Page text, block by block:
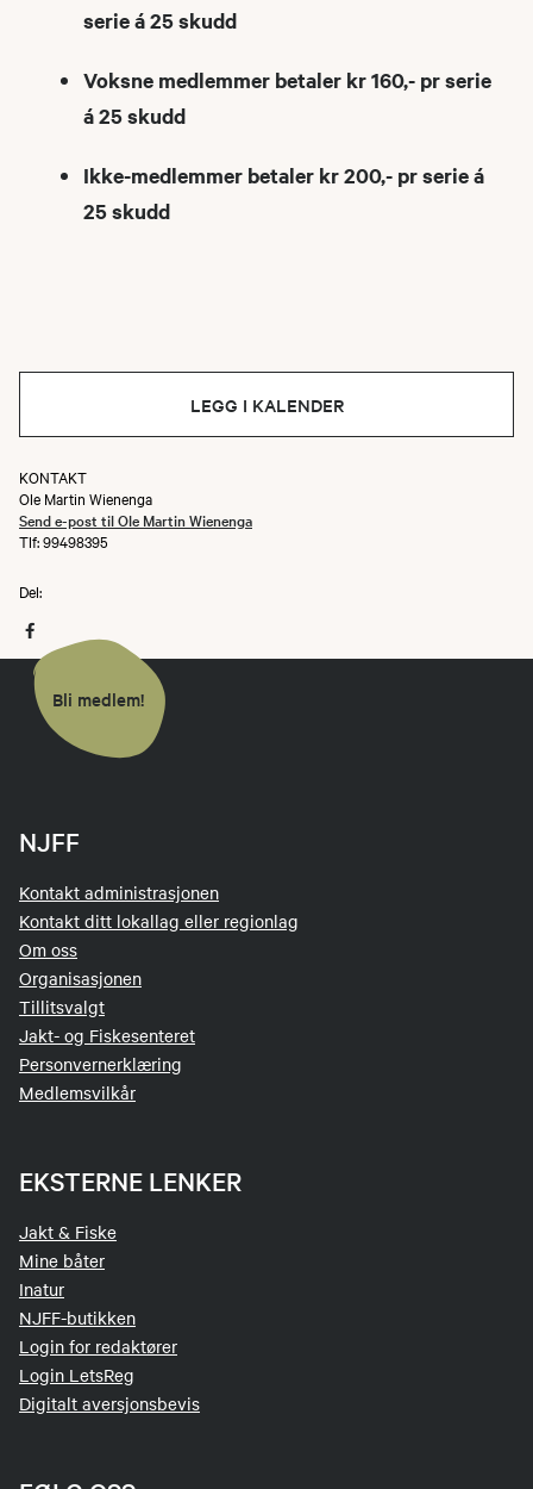
serie á 25 skudd
Voksne medlemmer betaler kr 160,- pr serie
á 25 skudd
Ikke-medlemmer betaler kr 200,- pr serie á
25 skudd
LEGG I KALENDER
KONTAKT
Ole Martin Wienenga
Send e-post til Ole Martin Wienenga
Tlf: 99498395
Del:
Bli medlem!
NJFF
Kontakt administrasjonen
Kontakt ditt lokallag eller regionlag
Om oss
Organisasjonen
Tillitsvalgt
Jakt- og Fiskesenteret
Personvernerklæring
Medlemsvilkår
EKSTERNE LENKER
Jakt & Fiske
Mine båter
Inatur
NJFF-butikken
Login for redaktører
Login LetsReg
Digitalt aversjonsbevis